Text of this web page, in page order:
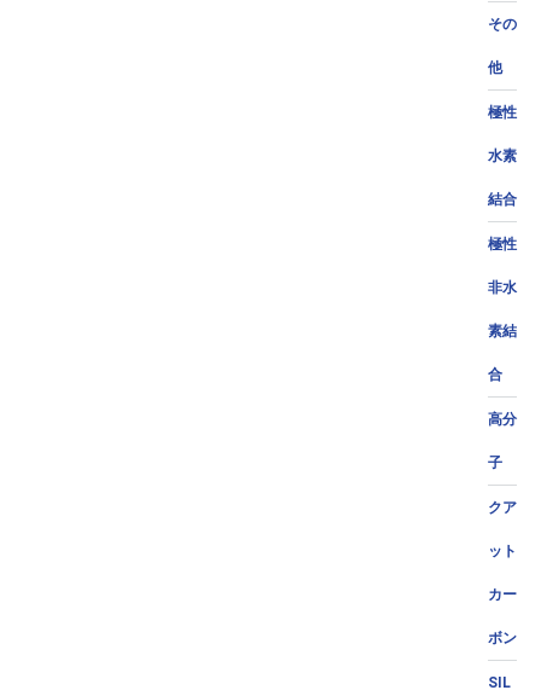
その
他
極性
水素
結合
極性
非水
素結
合
高分
子
クア
ット
カー
ボン
SIL